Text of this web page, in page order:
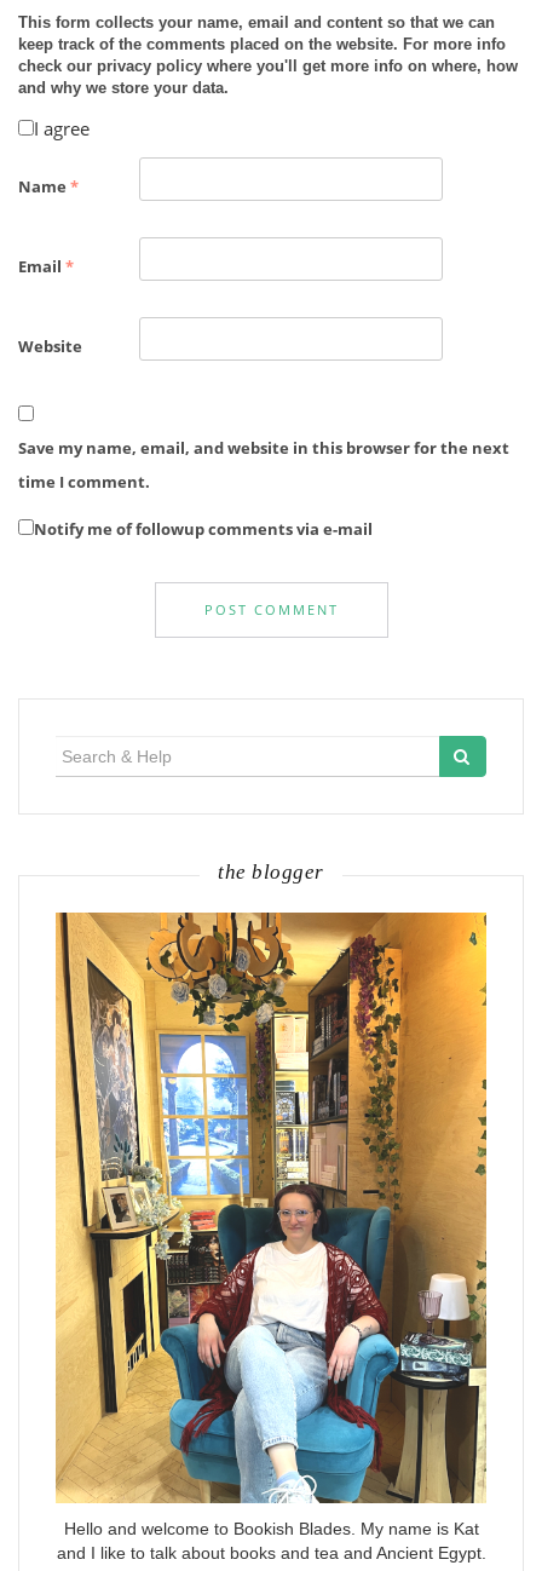
This form collects your name, email and content so that we can
keep track of the comments placed on the website. For more info
check our privacy policy where you'll get more info on where, how
and why we store your data.
I agree
Name *
Email *
Website
Save my name, email, and website in this browser for the next
time I comment.
Notify me of followup comments via e-mail
the blogger
Hello and welcome to Bookish Blades. My name is Kat
and I like to talk about books and tea and Ancient Egypt.